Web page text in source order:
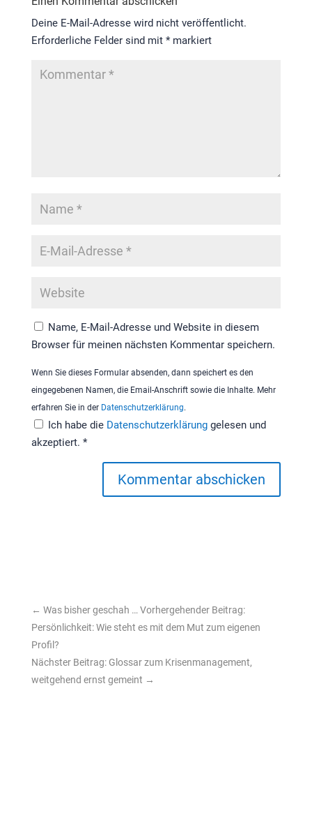
Deine E-Mail-Adresse wird nicht veröffentlicht.
Erforderliche Felder sind mit *markiert
Name, E-Mail-Adresse und Website in diesem
Browser für meinen nächsten Kommentar speichern.
Wenn Sie dieses Formular absenden, dann speichert es den
eingegebenen Namen, die Email-Anschrift sowie die Inhalte. Mehr
erfahren Sie in der Datenschutzerklärung.
Ich habe die Datenschutzerklärung gelesen und
akzeptiert. *
Kommentar abschicken
← Was bisher geschah … Vorhergehender Beitrag:
Persönlichkeit: Wie steht es mit dem Mut zum eigenen
Profil?
Nächster Beitrag: Glossar zum Krisenmanagement,
weitgehend ernst gemeint →